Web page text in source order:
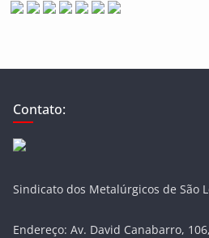
Contato:
Sindicato dos Metalúrgicos de São
Endereço: Av. David Canabarro,